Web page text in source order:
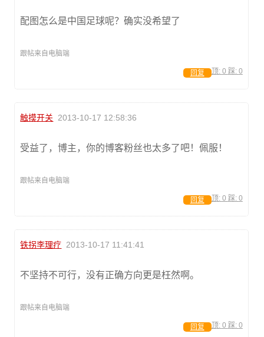
配图怎么是中国足球呢？确实没希望了
跟帖来自电脑端
顶: 0 踩: 0
回复
触摸开关 2013-10-17 12:58:36
受益了，博主，你的博客粉丝也太多了吧！佩服！
跟帖来自电脑端
顶: 0 踩: 0
回复
铁拐李理疗 2013-10-17 11:41:41
不坚持不可行，没有正确方向更是枉然啊。
跟帖来自电脑端
顶: 0 踩: 0
回复